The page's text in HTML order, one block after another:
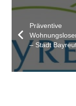
Präventive
– Stadt